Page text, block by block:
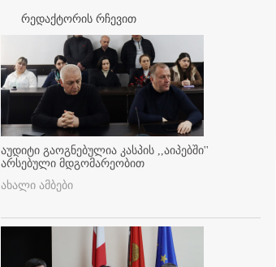
რედაქტორის რჩევით
აუდიტი გაოგნებულია კასპის ,,აიპებში''
არსებული მდგომარეობით
ახალი ამბები